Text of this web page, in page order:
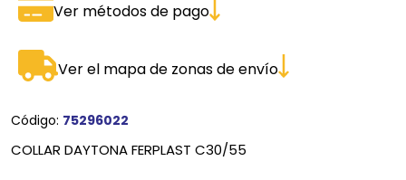
Ver métodos de pago
Ver el mapa de zonas de envío
Código: 75296022
COLLAR DAYTONA FERPLAST C30/55